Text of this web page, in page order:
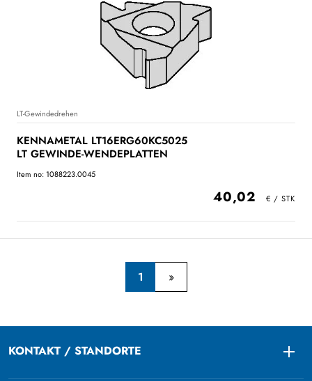
LT-Gewindedrehen
KENNAMETAL LT16ERG60KC5025
LT GEWINDE-WENDEPLATTEN
Item no: 1088223.0045
40,02
1
KONTAKT / STANDORTE